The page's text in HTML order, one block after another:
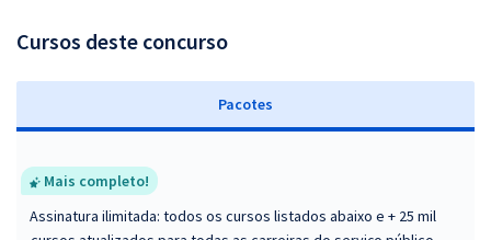
Cursos deste concurso
Pacotes
Mais completo!
Assinatura ilimitada: todos os cursos listados abaixo e + 25 mil